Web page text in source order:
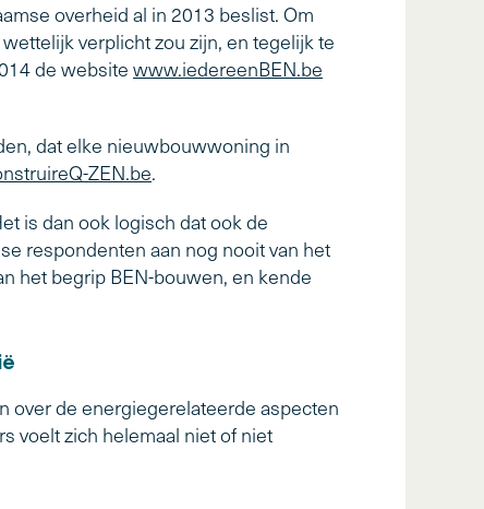
overheid al in 2013 beslist. Om
verplicht zou zijn, en tegelijk te
de website www.iedereenBEN.be
dat elke nieuwbouwwoning in
ZEN.be.
is dan ook logisch dat ook de
respondenten aan nog nooit van het
het begrip BEN-bouwen, en kende
over de energiegerelateerde aspecten
voelt zich helemaal niet of niet